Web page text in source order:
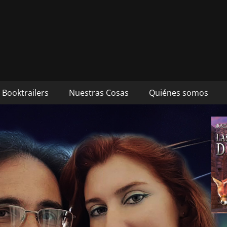
autores Mónica Cueto
Booktrailers Nuestras Cosas Quiénes somos